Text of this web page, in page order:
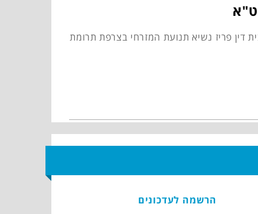
פריז נשיא תנועת המזרחי בצרפת תרומת
הרשמה לעדכונים